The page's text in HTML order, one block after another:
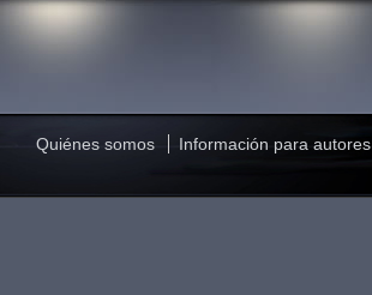
Quiénes somos Información para autores